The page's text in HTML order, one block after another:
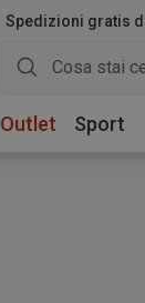
Spedizioni gratis
Outlet Sport